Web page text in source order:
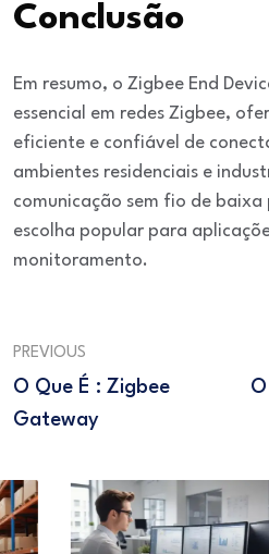
Conclusão
Em resumo, o Zigbee End
essencial em redes Zigbee,
eficiente e confiável de
ambientes residenciais e
comunicação sem fio de
escolha popular para
monitoramento.
PREVIOUS
O Que É : Zigbee
Gateway